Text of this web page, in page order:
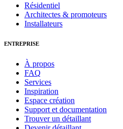
Résidentiel
Architectes & promoteurs
Installateurs
ENTREPRISE
À propos
FAQ
Services
Inspiration
Espace création
Support et documentation
Trouver un détaillant